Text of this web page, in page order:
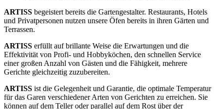
ARTISS begeistert bereits die Gartengestalter. Restaurants, Hotels
und Privatpersonen nutzen unsere Öfen bereits in ihren Gärten und
Terrassen.
ARTISS erfüllt auf brillante Weise die Erwartungen und die
Effektivität von Profi- und Hobbyköchen, den schnellen Service
einer großen Anzahl von Gästen und die Fähigkeit, mehrere
Gerichte gleichzeitig zuzubereiten.
ARTISS ist die Gelegenheit und Garantie, die optimale Temperatur
für das Garen verschiedener Arten von Gerichten zu erreichen. Sie
können auf dem Teller oder parallel auf dem Rost über der